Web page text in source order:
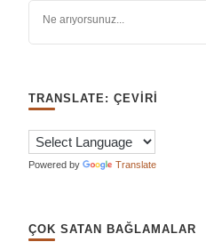
TRANSLATE: ÇEVIRI
Powered by Translate
ÇOK SATAN BAĞLAMALAR